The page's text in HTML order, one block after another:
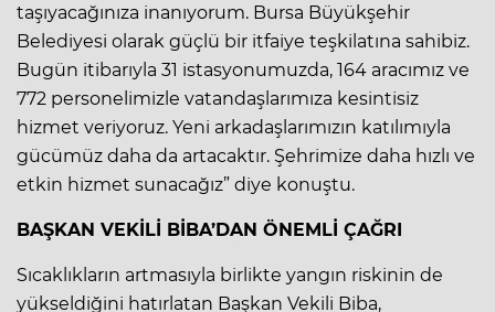
taşıyacağınıza inanıyorum. Bursa Büyükşehir
Belediyesi olarak güçlü bir itfaiye teşkilatına sahibiz.
Bugün itibarıyla 31 istasyonumuzda, 164 aracımız ve
772 personelimizle vatandaşlarımıza kesintisiz
hizmet veriyoruz. Yeni arkadaşlarımızın katılımıyla
gücümüz daha da artacaktır. Şehrimize daha hızlı ve
etkin hizmet sunacağız” diye konuştu.
BAŞKAN VEKİLİ BİBA’DAN ÖNEMLİ ÇAĞRI
Sıcaklıkların artmasıyla birlikte yangın riskinin de
yükseldiğini hatırlatan Başkan Vekili Biba,